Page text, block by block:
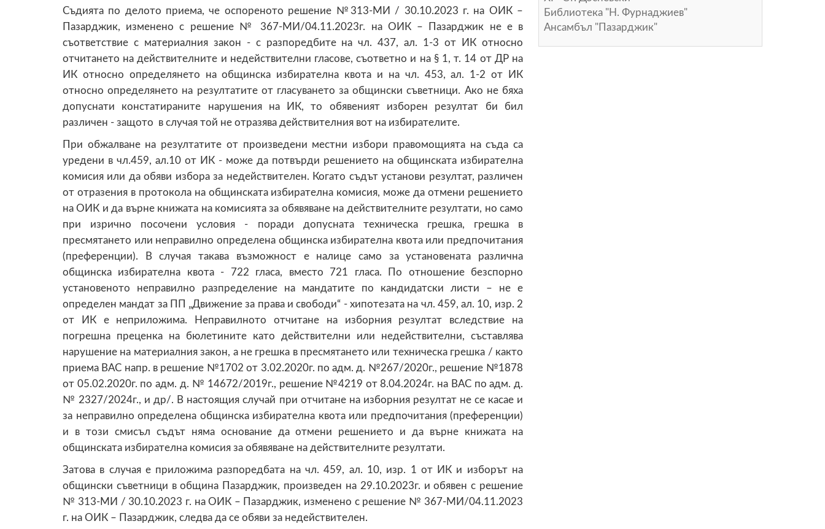
Съдията по делото приема, че оспореното решение №313-МИ / 30.10.2023 г. на ОИК –
Пазарджик, изменено с решение № 367-МИ/04.11.2023г. на ОИК – Пазарджик не е в
съответствие с материалния закон - с разпоредбите на чл. 437, ал. 1-3 от ИК относно
отчитането на действителните и недействителни гласове, съответно и на § 1, т. 14 от ДР на
ИК относно определянето на общинска избирателна квота и на чл. 453, ал. 1-2 от ИК
относно определянето на резултатите от гласуването за общински съветници. Ако не бяха
допуснати констатираните нарушения на ИК, то обявеният изборен резултат би бил
различен - защото в случая той не отразява действителния вот на избирателите.
При обжалване на резултатите от произведени местни избори правомощията на съда са
уредени в чл.459, ал.10 от ИК - може да потвърди решението на общинската избирателна
комисия или да обяви избора за недействителен. Когато съдът установи резултат, различен
от отразения в протокола на общинската избирателна комисия, може да отмени решението
на ОИК и да върне книжата на комисията за обявяване на действителните резултати, но само
при изрично посочени условия - поради допусната техническа грешка, грешка в
пресмятането или неправилно определена общинска избирателна квота или предпочитания
(преференции). В случая такава възможност е налице само за установената различна
общинска избирателна квота - 722 гласа, вместо 721 гласа. По отношение безспорно
установеното неправилно разпределение на мандатите по кандидатски листи – не е
определен мандат за ПП „Движение за права и свободи“ - хипотезата на чл. 459, ал. 10, изр. 2
от ИК е неприложима. Неправилното отчитане на изборния резултат вследствие на
погрешна преценка на бюлетините като действителни или недействителни, съставлява
нарушение на материалния закон, а не грешка в пресмятането или техническа грешка / както
приема ВАС напр. в решение №1702 от 3.02.2020г. по адм. д. №267/2020г., решение №1878
от 05.02.2020г. по адм. д. № 14672/2019г., решение №4219 от 8.04.2024г. на ВАС по адм. д.
№ 2327/2024г., и др/. В настоящия случай при отчитане на изборния резултат не се касае и
за неправилно определена общинска избирателна квота или предпочитания (преференции)
и в този смисъл съдът няма основание да отмени решението и да върне книжата на
общинската избирателна комисия за обявяване на действителните резултати.
Затова в случая е приложима разпоредбата на чл. 459, ал. 10, изр. 1 от ИК и изборът на
общински съветници в община Пазарджик, произведен на 29.10.2023г. и обявен с решение
№ 313-МИ / 30.10.2023 г. на ОИК – Пазарджик, изменено с решение № 367-МИ/04.11.2023
г. на ОИК – Пазарджик, следва да се обяви за недействителен.
Библиотека "Н. Фурнаджиев"
Ансамбъл "Пазарджик"